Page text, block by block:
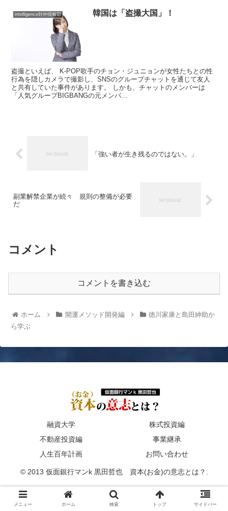
intelligence対外情報部 韓国は「盗撮大国」！
盗撮といえば、 K-POP歌手のチョン・ジュニョンが女性たちとの性
行為を隠しカメラで撮影し、SNSのグループチャットを通じて友人
と共有していた事件があります。 しかも、チャットのメンバーは
「人気グループBIGBANGの元メンバ...
「強い者が生き残るのではない。」
副業解禁企業が続々 規則の整備が必要
だ
コメント
コメントを書き込む
ホーム 開運メソッド開発編
徳川家康と島田紳助か
ら学ぶ
融資大学
株式投資編
不動産投資編
事業継承
人生百年計画
お問い合わせ
© 2013 仮面銀行マンk 黒田哲也 資本(お金)の意志とは？.
メニュー ホーム 検索 トップ サイドバー